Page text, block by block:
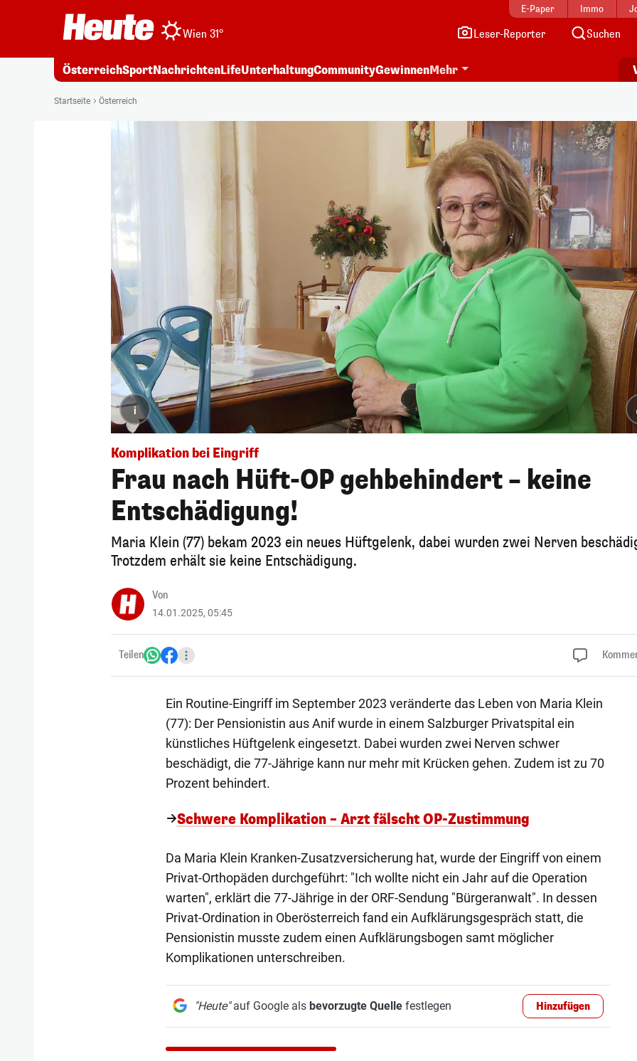
E-Paper Immo
Wien 31° Leser-Reporter Suchen
ÖsterreichSportNachrichtenLifeUnterhaltungCommunityGewinnenMehr
Startseite Österreich
i
Komplikation bei Eingriff
Frau nach Hüft-OP gehbehindert – keine
Entschädigung!
Maria Klein (77) bekam 2023 ein neues Hüftgelenk, dabei wurden zwei Nerven
Trotzdem erhält sie keine Entschädigung.
Von
14.01.2025, 05:45
Teilen
Ein Routine-Eingriff im September 2023 veränderte das Leben von Maria Klein
(77): Der Pensionistin aus Anif wurde in einem Salzburger Privatspital ein
künstliches Hüftgelenk eingesetzt. Dabei wurden zwei Nerven schwer
beschädigt, die 77-Jährige kann nur mehr mit Krücken gehen. Zudem ist zu 70
Prozent behindert.
Schwere Komplikation – Arzt fälscht OP-Zustimmung
Da Maria Klein Kranken-Zusatzversicherung hat, wurde der Eingriff von einem
Privat-Orthopäden durchgeführt: "Ich wollte nicht ein Jahr auf die Operation
warten", erklärt die 77-Jährige in der ORF-Sendung "Bürgeranwalt". In dessen
Privat-Ordination in Oberösterreich fand ein Aufklärungsgespräch statt, die
Pensionistin musste zudem einen Aufklärungsbogen samt möglicher
Komplikationen unterschreiben.
"Heute"auf Google als bevorzugte Quellefestlegen Hinzufügen